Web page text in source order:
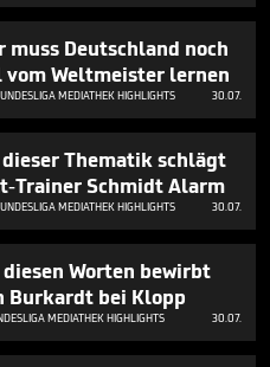
muss Deutschland noch
vom Weltmeister lernen
MEDIATHEK HIGHLIGHTS 30.07.
dieser Thematik schlägt
Trainer Schmidt Alarm
MEDIATHEK HIGHLIGHTS 30.07.
Worten bewirbt
Burkardt bei Klopp
MEDIATHEK HIGHLIGHTS 30.07.